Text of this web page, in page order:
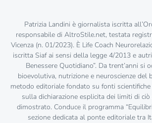
Patrizia Landini è giornalista iscritta
responsabile di AltroStile.net, testata
Vicenza (n. 01/2023). È Life Coach
iscritta Siaf ai sensi della legge 4/2013 e
Benessere Quotidiano”. Da trent’anni si
bioevolutiva, nutrizione e neuroscienze del
metodo editoriale fondato su fonti
sulla dichiarazione esplicita dei limiti di ciò
dimostrato. Conduce il programma
sezione dedicata al ponte editoriale tra